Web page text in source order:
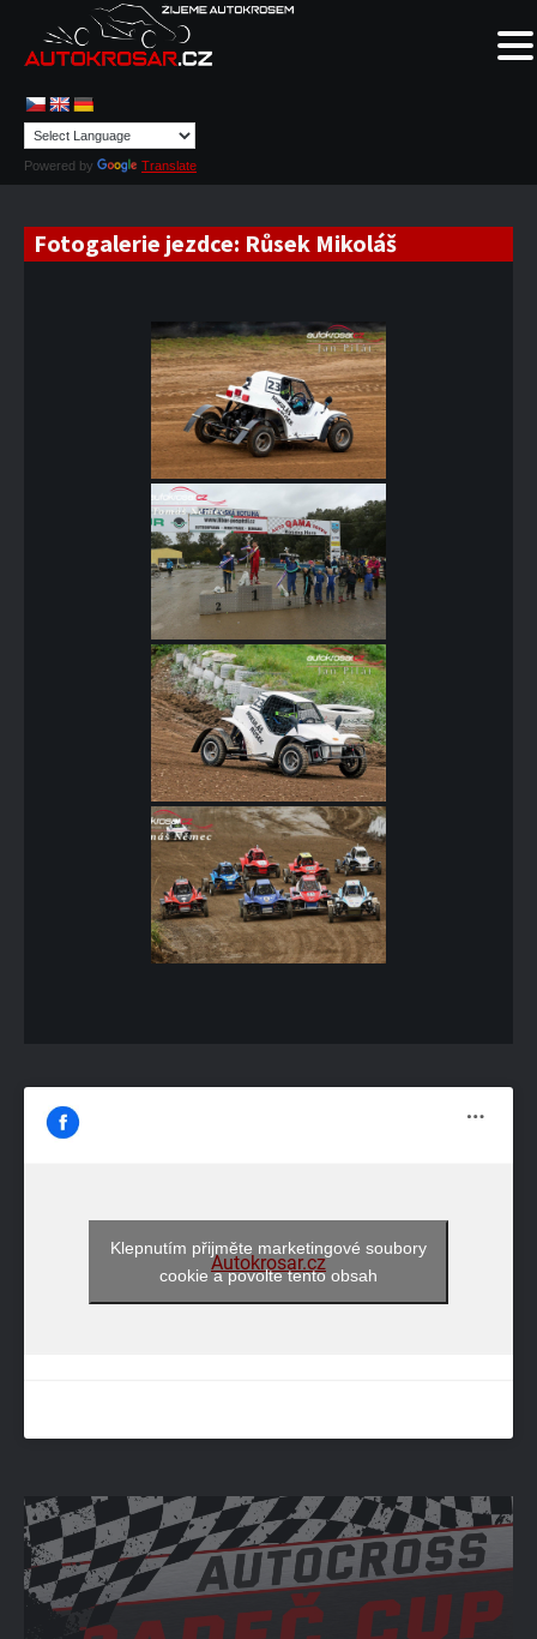
Powered by Translate
Fotogalerie jezdce: Růsek Mikoláš
Autokrosar.cz
Klepnutím přijměte marketingové soubory
cookie a povolte tento obsah